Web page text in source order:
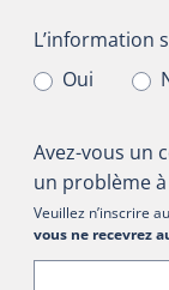
L’information
L’information
Oui
Avez-vous un
un problème
Veuillez n’inscrire
vous ne recevrez